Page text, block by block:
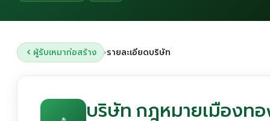
ผู้รับเหมาก่อสร้าง ›รายละเอียดบริษัท
บริษัท กฎหมายเมืองท